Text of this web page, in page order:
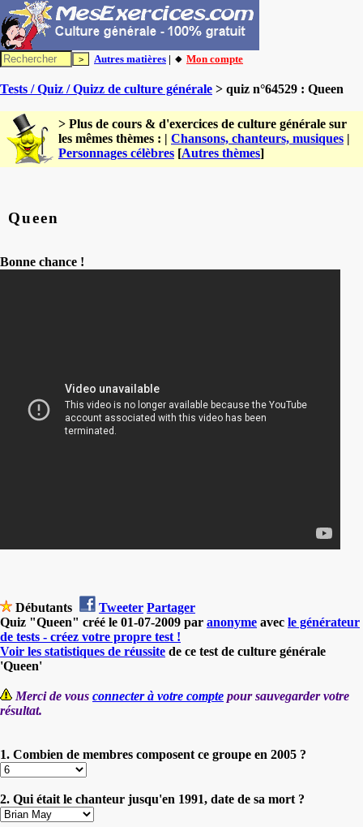
Autres matières | 🔸 Mon compte
Tests / Quiz / Quizz de culture générale > quiz n°64529 : Queen
> Plus de cours & d'exercices de culture générale sur
les mêmes thèmes : | Chansons, chanteurs, musiques |
Personnages célèbres [Autres thèmes]
Queen
Bonne chance !
Débutants Tweeter Partager
Quiz "Queen" créé le 01-07-2009 par anonyme avec le générateur
de tests - créez votre propre test !
Voir les statistiques de réussite de ce test de culture générale
'Queen'
Merci de vous connecter à votre compte pour sauvegarder votre
résultat.
1. Combien de membres composent ce groupe en 2005 ?
2. Qui était le chanteur jusqu'en 1991, date de sa mort ?